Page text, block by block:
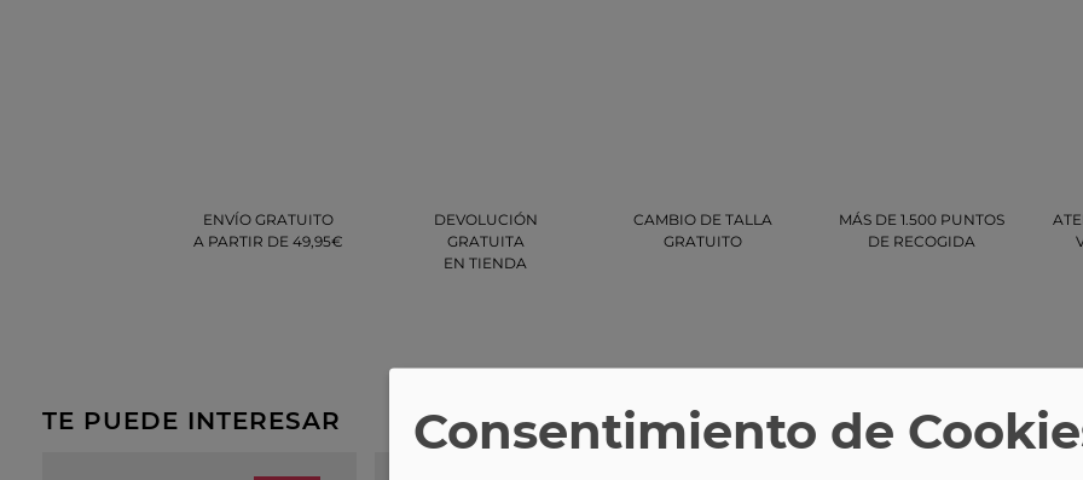
ENVÍO GRATUITO
A PARTIR DE 49,95€
DEVOLUCIÓN
GRATUITA
EN TIENDA
CAMBIO DE TALLA
GRATUITO
MÁS DE 1.500 PUNTOS
DE RECOGIDA
TE PUEDE INTERESAR Consentimiento de